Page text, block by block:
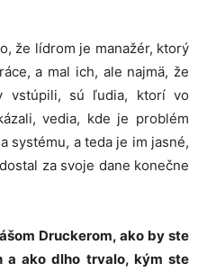
že lídrom je manažér, ktorý
a mal ich, ale najmä, že
vstúpili, sú ľudia, ktorí vo
vedia, kde je problém
systému, a teda je im jasné,
za svoje dane konečne
Druckerom, ako by ste
a ako dlho trvalo, kým ste